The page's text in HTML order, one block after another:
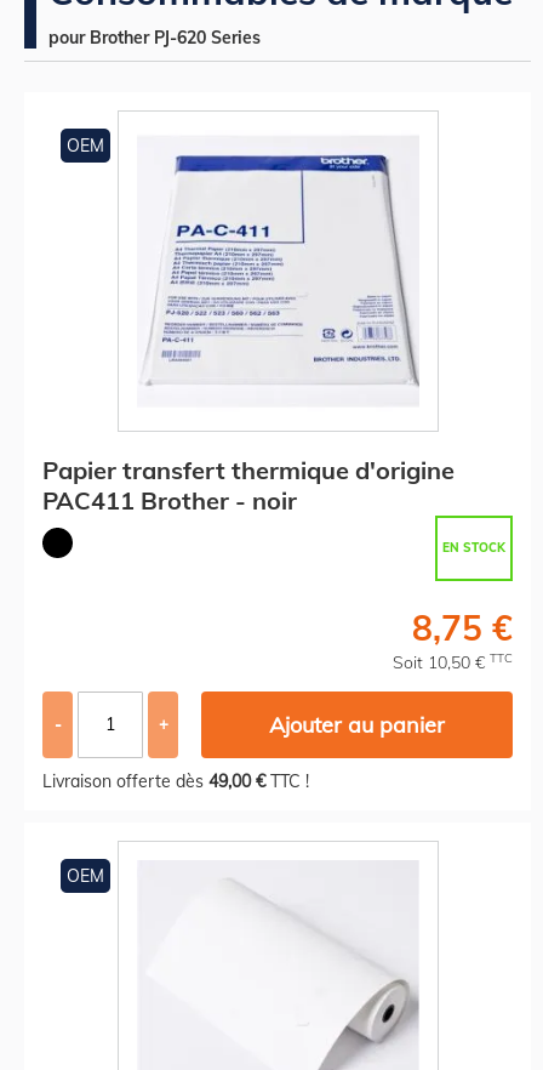
pour Brother PJ-620 Series
OEM
Papier transfert thermique d'origine
PAC411 Brother - noir
EN STOCK
8,75 €
Soit 10,50 € TTC
- + Ajouter au panier
Livraison offerte dès 49,00 €TTC !
OEM